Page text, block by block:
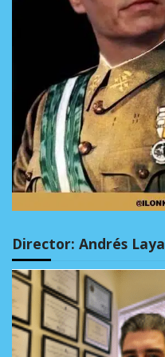
Director: Andrés Laya